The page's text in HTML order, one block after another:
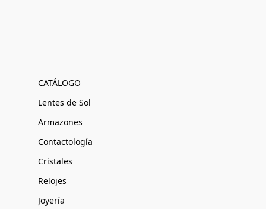
CATÁLOGO
Lentes de Sol
Armazones
Contactología
Cristales
Relojes
Joyería